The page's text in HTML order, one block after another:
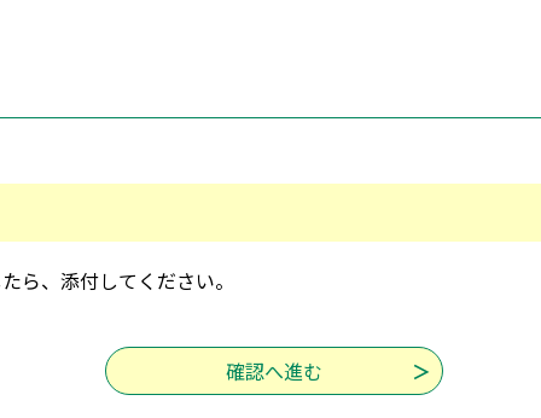
ら、添付してください。